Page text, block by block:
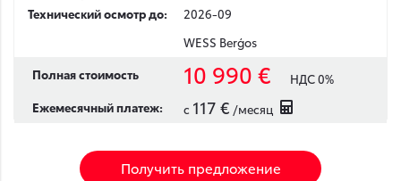
Технический осмотр до:
2026-09
WESS Berģos
Полная стоимость
10 990 €
НДС 0%
Ежемесячный платеж:
с 117 € /месяц
Получить предложение